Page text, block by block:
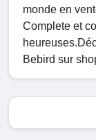
monde en
Complete et
Bebird sur